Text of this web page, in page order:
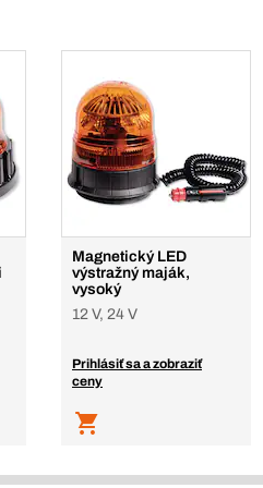
Magnetický LED
výstražný maják,
vysoký
12 V, 24 V
Prihlásiť sa a zobraziť
ceny